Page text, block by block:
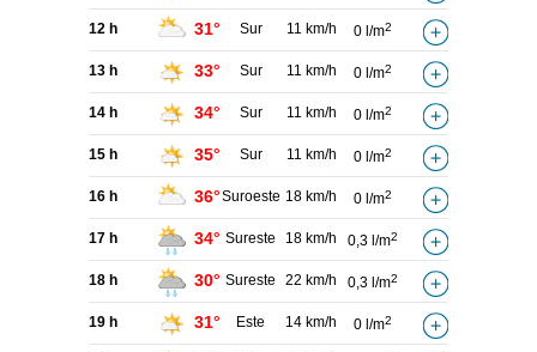
12 h 31° Sur 11 km/h 0 l/m2
13 h 33° Sur 11 km/h 0 l/m2
14 h 34° Sur 11 km/h 0 l/m2
15 h 35° Sur 11 km/h 0 l/m2
16 h 36°Suroeste 18 km/h 0 l/m2
17 h 34° Sureste 18 km/h 0,3 l/m2
18 h 30° Sureste 22 km/h 0,3 l/m2
19 h 31° Este 14 km/h 0 l/m2